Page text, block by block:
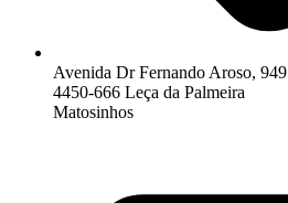
Avenida Dr Fernando Aroso, 949
4450-666 Leça da Palmeira
Matosinhos